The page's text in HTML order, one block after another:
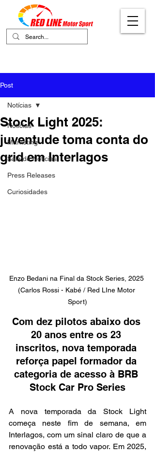
Post
Notícias
Marketing
Sala de Notícias
Press Releases
Curiosidades
Notícias
Stock Light 2025:
juventude toma conta do
grid em Interlagos
Enzo Bedani na Final da Stock Series, 2025
(Carlos Rossi - Kabé / Red LIne Motor
Sport)
Com dez pilotos abaixo dos
20 anos entre os 23
inscritos, nova temporada
reforça papel formador da
categoria de acesso à BRB
Stock Car Pro Series
A nova temporada da Stock Light
começa neste fim de semana, em
Interlagos, com um sinal claro de que a
renovação está a todo vapor. Em 2025,